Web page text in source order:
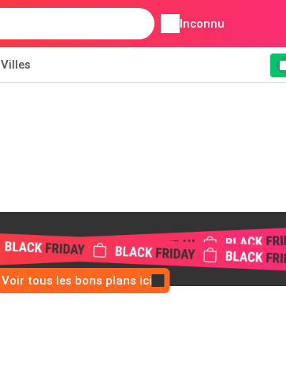
Inconnu
Villes
Voir tous les bons plans ici